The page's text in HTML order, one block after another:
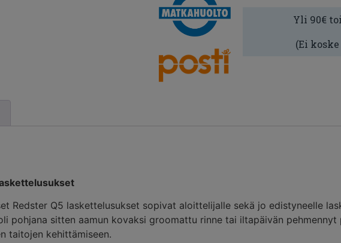
Yli 90€
(Ei
Redster Q5 laskettelusukset sopivat aloittelijalle sekä jo edistyneelle
pohjana sitten aamun kovaksi groomattu rinne tai iltapäivän pehmennyt
taitojen kehittämiseen.